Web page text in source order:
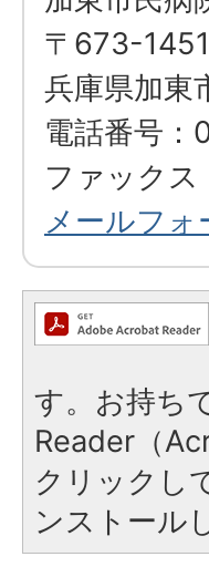
〒673-1451
兵庫県加東
電話番号
ファック
メールフ
す。お持ち
Reader（
クリックし
ンストール